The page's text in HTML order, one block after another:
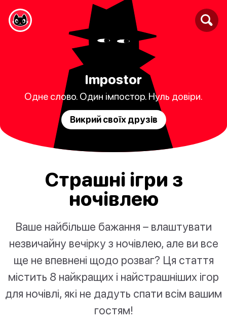
Impostor
Одне слово. Один імпостор. Нуль довіри.
Викрий своїх друзів
Страшні ігри з
ночівлею
Ваше найбільше бажання – влаштувати
незвичайну вечірку з ночівлею, але ви все
ще не впевнені щодо розваг? Ця стаття
містить 8 найкращих і найстрашніших ігор
для ночівлі, які не дадуть спати всім вашим
гостям!